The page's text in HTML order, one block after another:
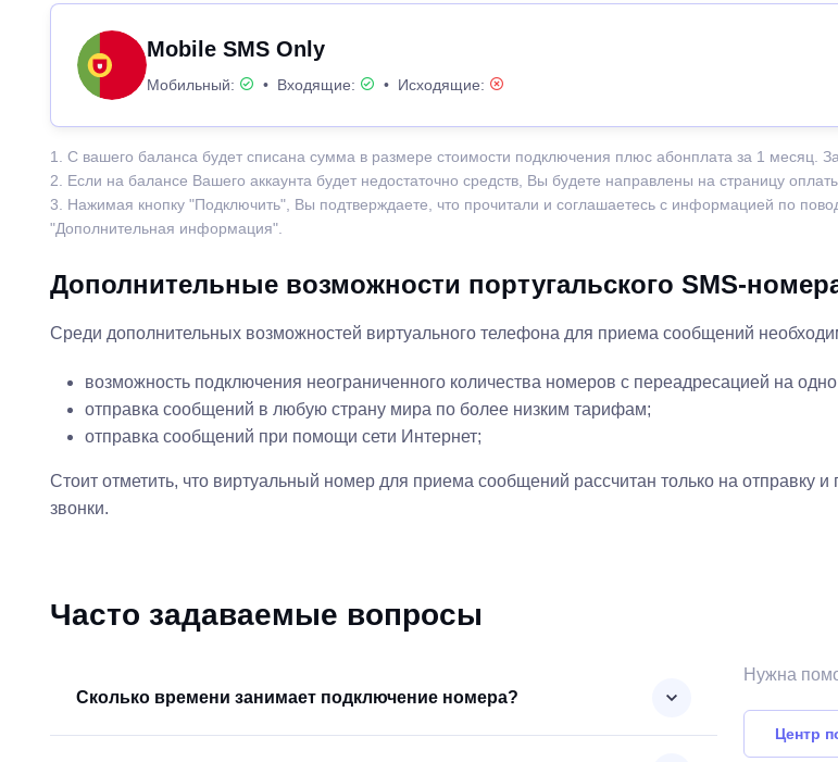
Mobile SMS Only
Мобильный: • Входящие: • Исходящие:
1. С вашего баланса будет списана сумма в размере стоимости подключения плюс абонплата за 1 месяц.
2. Если на балансе Вашего аккаунта будет недостаточно средств, Вы будете направлены на страницу
3. Нажимая кнопку "Подключить", Вы подтверждаете, что прочитали и соглашаетесь с информацией по
"Дополнительная информация".
Дополнительные возможности португальского SMS-
Среди дополнительных возможностей виртуального телефона для приема сообщений
возможность подключения неограниченного количества номеров с переадресацией на одно
отправка сообщений в любую страну мира по более низким тарифам;
отправка сообщений при помощи сети Интернет;
Стоит отметить, что виртуальный номер для приема сообщений рассчитан только на отправку
звонки.
Часто задаваемые вопросы
Сколько времени занимает подключение номера?
Нужна
Центр